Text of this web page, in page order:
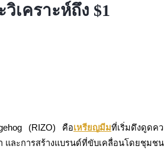
เป็นหลักประกัน
เคราะห์ถึง $1
(RIZO) คือเหรียญมีมที่เริ่มดึงดูดคว
และการสร้างแบรนด์ที่ขับเคลื่อนโดยชุมชน